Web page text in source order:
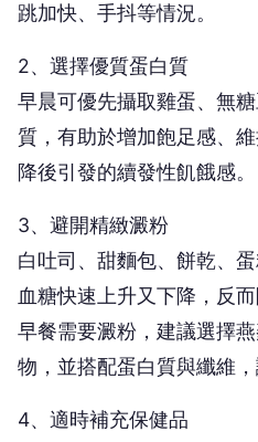
跳加快、手抖等情況。
2、選擇優質蛋白質
早晨可優先攝取雞蛋、無
質，有助於增加飽足感、
降後引發的續發性飢餓感。
3、避開精緻澱粉
白吐司、甜麵包、餅乾、
血糖快速上升又下降，反
早餐需要澱粉，建議選擇
物，並搭配蛋白質與纖維，
4、適時補充保健品